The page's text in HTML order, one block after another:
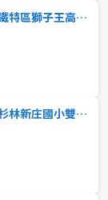
坪 高雄豪宅專家 Andy5438高鐵特區獅子王高樓層美3房
高雄豪宅專家 Andy9676近杉林新庄國小雙面路方正乙建